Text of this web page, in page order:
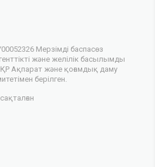
Мерзімді баспасөз
және желілік басылымды
ҚР Ақпарат және қоғамдық даму
берілген.